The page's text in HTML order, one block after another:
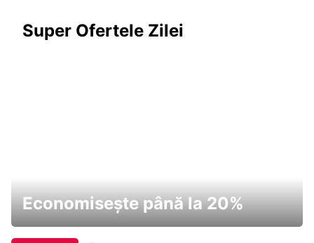
Super Ofertele Zilei
Economisește până la 20%